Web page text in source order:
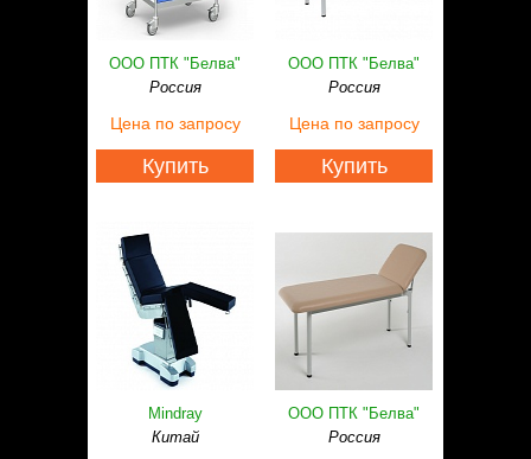
Статьи
Контакты
ООО ПТК "Белва"
Россия
Цена по запросу
Купить
ООО ПТК "Белва"
Россия
Цена по запросу
Купить
Mindray
Китай
ООО ПТК "Белва"
Россия